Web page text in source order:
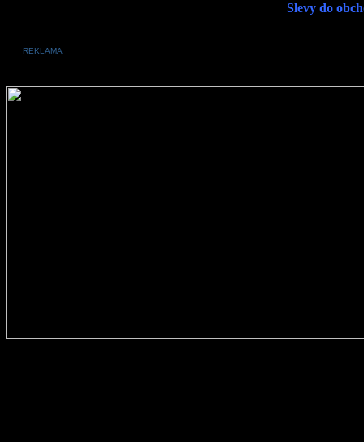
Slevy do
REKLAMA